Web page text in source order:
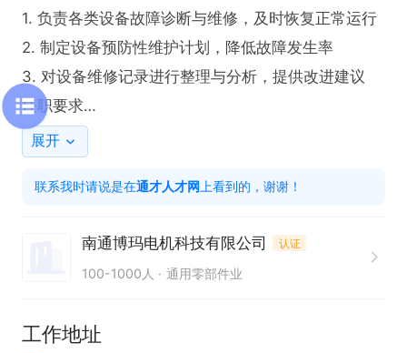
1. 负责各类设备故障诊断与维修，及时恢复正常运行
2. 制定设备预防性维护计划，降低故障发生率
3. 对设备维修记录进行整理与分析，提供改进建议
任职要求
1. 电子电气/自动化等相关专业
3. 有良好沟通能力，团队协作精神佳
只需两步，轻松找工作：1、先点击投简历；2、再打
展开
联系我时请说是在通才人才网 上看到的，谢谢！
南通博玛电机科技有限公司 认证
100-1000人 通用零部件业
工作地址